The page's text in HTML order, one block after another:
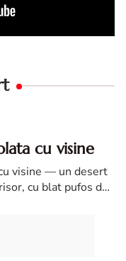
cu visine
visine — un desert
cu blat pufos de